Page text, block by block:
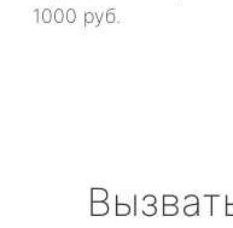
1000 руб.